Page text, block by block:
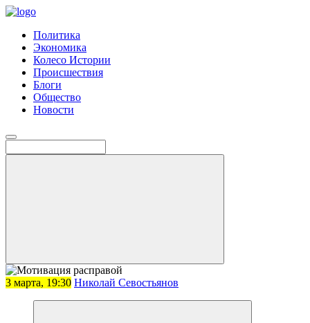
Политика
Экономика
Колесо Истории
Происшествия
Блоги
Общество
Новости
3 марта, 19:30 Николай Севостьянов